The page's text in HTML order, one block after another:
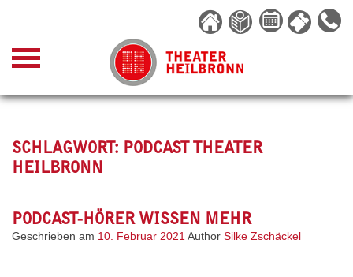
content
SCHLAGWORT: PODCAST THEATER
HEILBRONN
PODCAST-HÖRER WISSEN MEHR
Geschrieben am 10. Februar 2021 Author Silke Zschäckel